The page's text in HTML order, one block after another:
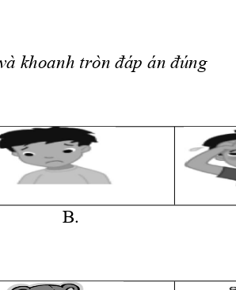
khoanh tròn đáp án đúng
B.